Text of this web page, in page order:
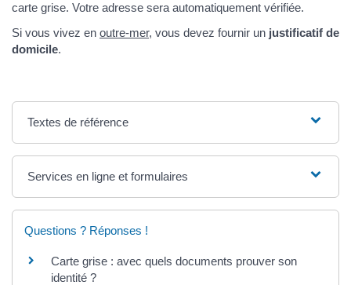
carte grise. Votre adresse sera automatiquement vérifiée.
Si vous vivez en outre-mer, vous devez fournir un justificatif de
domicile.
Textes de référence
Services en ligne et formulaires
Questions ? Réponses !
Carte grise : avec quels documents prouver son
identité ?